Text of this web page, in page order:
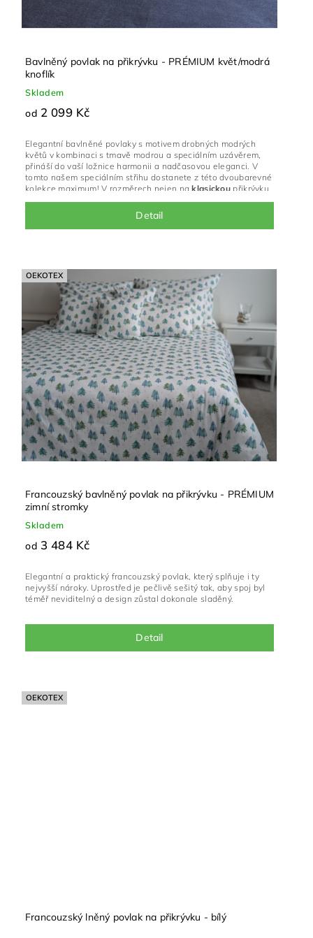
Bavlněný povlak na přikrývku - PRÉMIUM květ/modrá
knoflík
Skladem
od 2 099 Kč
Detail
Elegantní bavlněné povlaky s motivem drobných modrých
květů v kombinaci s tmavě modrou a speciálním uzávěrem,
přináší do vaší ložnice harmonii a nadčasovou eleganci. V
tomto našem speciálním střihu dostanete z této dvoubarevné
kolekce maximum! V rozměrech nejen naklasickou přikrývku,
ale ifrancouzskou.
OEKOTEX
Francouzský bavlněný povlak na přikrývku - PRÉMIUM
zimní stromky
Skladem
od 3 484 Kč
Detail
Elegantní a praktický francouzský povlak, který splňuje i ty
nejvyšší nároky. Uprostřed je pečlivě sešitý tak, aby spoj byl
téměř neviditelný a design zůstal dokonale sladěný.
OEKOTEX
Francouzský lněný povlak na přikrývku - bílý